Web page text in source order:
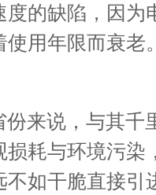
度的缺陷，因
使用年限而衰老
来说，与其千
损耗与环境污
如干脆直接